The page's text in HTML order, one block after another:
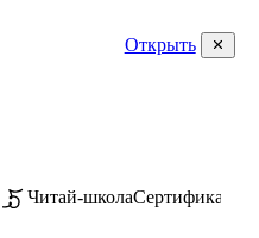
Открыть
Читай-школаСертификаты